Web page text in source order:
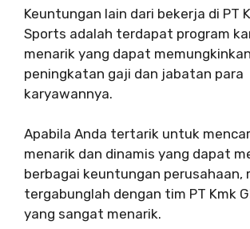
Keuntungan lain dari bekerja di PT
Sports adalah terdapat program
menarik yang dapat memungkinkan
peningkatan gaji dan jabatan para
karyawannya.
Apabila Anda tertarik untuk
menarik dan dinamis yang dapat
berbagai keuntungan perusahaan,
tergabunglah dengan tim PT Kmk
yang sangat menarik.